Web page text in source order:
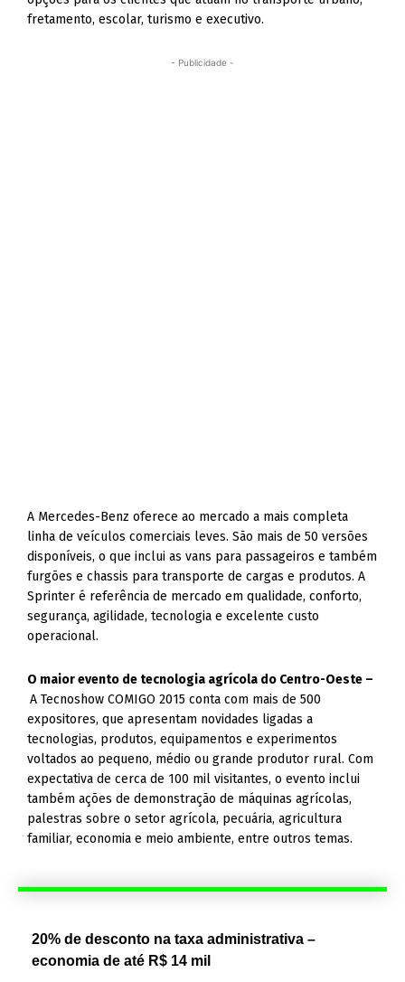
fretamento, escolar, turismo e executivo.
- Publicidade -
A Mercedes-Benz oferece ao mercado a mais completa
linha de veículos comerciais leves. São mais de 50 versões
disponíveis, o que inclui as vans para passageiros e também
furgões e chassis para transporte de cargas e produtos. A
Sprinter é referência de mercado em qualidade, conforto,
segurança, agilidade, tecnologia e excelente custo
operacional.
O maior evento de tecnologia agrícola do Centro-Oeste –
A Tecnoshow COMIGO 2015 conta com mais de 500
expositores, que apresentam novidades ligadas a
tecnologias, produtos, equipamentos e experimentos
voltados ao pequeno, médio ou grande produtor rural. Com
expectativa de cerca de 100 mil visitantes, o evento inclui
também ações de demonstração de máquinas agrícolas,
palestras sobre o setor agrícola, pecuária, agricultura
familiar, economia e meio ambiente, entre outros temas.
20% de desconto na taxa administrativa –
economia de até R$ 14 mil